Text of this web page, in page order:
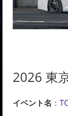
2026 東
イベント名 ：